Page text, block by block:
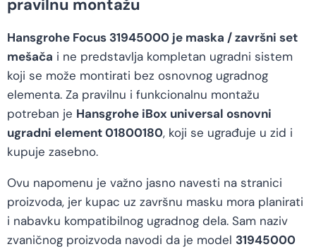
pravilnu montažu
Hansgrohe Focus 31945000 je maska / završni set
mešača i ne predstavlja kompletan ugradni sistem
koji se može montirati bez osnovnog ugradnog
elementa. Za pravilnu i funkcionalnu montažu
potreban je Hansgrohe iBox universal osnovni
ugradni element 01800180, koji se ugrađuje u zid i
kupuje zasebno.
Ovu napomenu je važno jasno navesti na stranici
proizvoda, jer kupac uz završnu masku mora planirati
i nabavku kompatibilnog ugradnog dela. Sam naziv
zvaničnog proizvoda navodi da je model 31945000